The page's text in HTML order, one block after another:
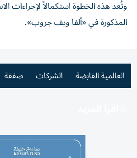
وتُعد هذه الخطوة استكمالاً لإجراءات
المذكورة في «ألفا ويف جروب».
العالمية القابضة الشركات صفقة